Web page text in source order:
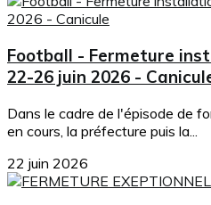
Football - Fermeture
22-26 juin 2026 -
Dans le cadre de l'épisode de
en cours, la préfecture puis la...
22 juin 2026